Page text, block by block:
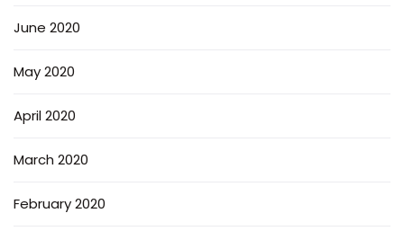
June 2020
May 2020
April 2020
March 2020
February 2020